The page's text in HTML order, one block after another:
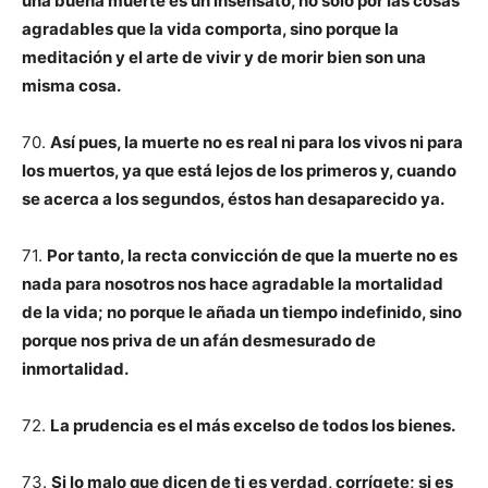
agradables que la vida comporta, sino porque la
meditación y el arte de vivir y de morir bien son una
misma cosa.
70. Así pues, la muerte no es real ni para los vivos ni para
los muertos, ya que está lejos de los primeros y, cuando
se acerca a los segundos, éstos han desaparecido ya.
71. Por tanto, la recta convicción de que la muerte no es
nada para nosotros nos hace agradable la mortalidad
de la vida; no porque le añada un tiempo indefinido, sino
porque nos priva de un afán desmesurado de
inmortalidad.
72. La prudencia es el más excelso de todos los bienes.
73. Si lo malo que dicen de ti es verdad, corrígete; si es